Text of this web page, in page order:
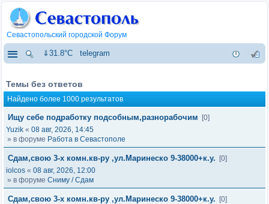
Севастопольский городской Форум
⇓31.8°C telegram
Темы без ответов
Найдено более 1000 результатов
Ищу себе подработку подсобным,разнорабочим
[0]
Yuzik « 08 авг, 2026, 14:45
» в форуме Работа в Севастополе
Сдам,свою 3-х комн.кв-ру ,ул.Маринеско 9-38000+к.у.
[0]
iolcos « 08 авг, 2026, 12:00
» в форуме Сниму / Сдам
Сдам,свою 3-х комн.кв-ру ,ул.Маринеско 9-38000+к.у.
[0]